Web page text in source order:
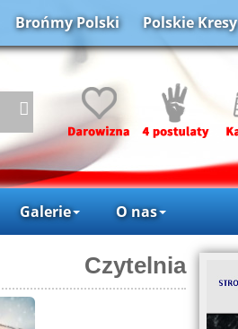
Brońmy Polski Polskie Kresy
Galerie O nas
Czytelnia